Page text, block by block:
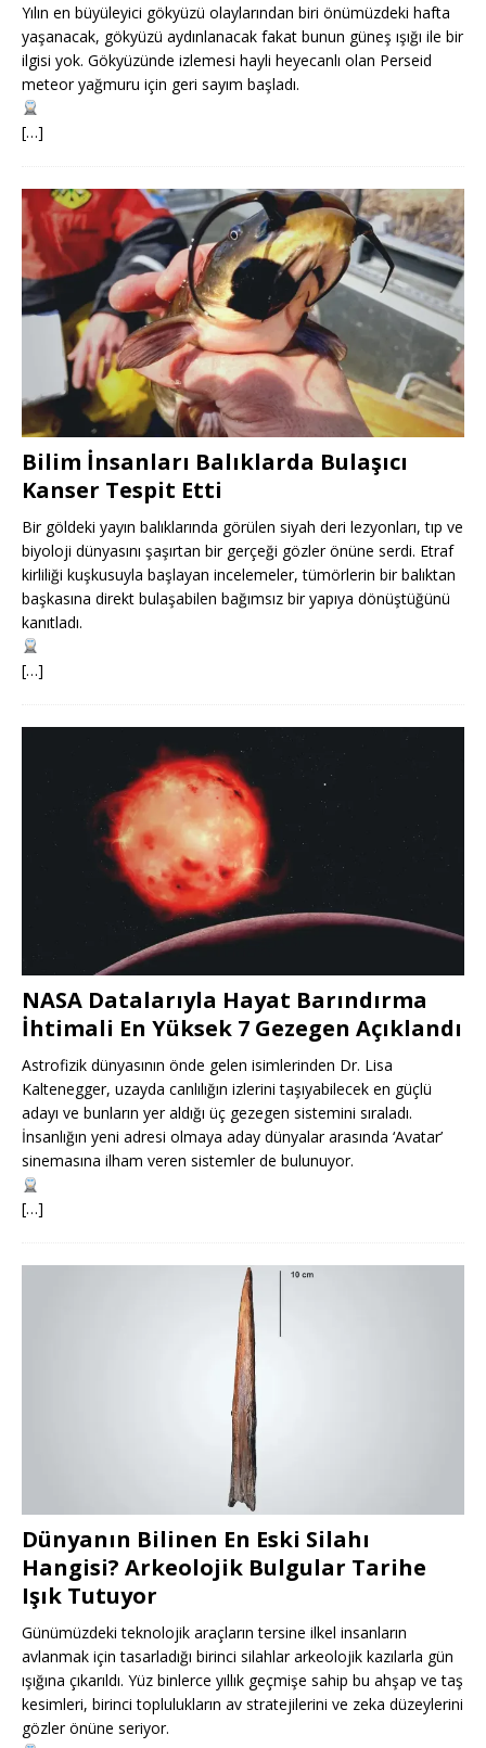
Yılın en büyüleyici gökyüzü olaylarından biri önümüzdeki hafta
yaşanacak, gökyüzü aydınlanacak fakat bunun güneş ışığı ile bir
ilgisi yok. Gökyüzünde izlemesi hayli heyecanlı olan Perseid
meteor yağmuru için geri sayım başladı.
[…]
Bilim İnsanları Balıklarda Bulaşıcı
Kanser Tespit Etti
Bir göldeki yayın balıklarında görülen siyah deri lezyonları, tıp ve
biyoloji dünyasını şaşırtan bir gerçeği gözler önüne serdi. Etraf
kirliliği kuşkusuyla başlayan incelemeler, tümörlerin bir balıktan
başkasına direkt bulaşabilen bağımsız bir yapıya dönüştüğünü
kanıtladı.
[…]
NASA Datalarıyla Hayat Barındırma
İhtimali En Yüksek 7 Gezegen Açıklandı
Astrofizik dünyasının önde gelen isimlerinden Dr. Lisa
Kaltenegger, uzayda canlılığın izlerini taşıyabilecek en güçlü
adayı ve bunların yer aldığı üç gezegen sistemini sıraladı.
İnsanlığın yeni adresi olmaya aday dünyalar arasında ‘Avatar’
sinemasına ilham veren sistemler de bulunuyor.
[…]
Dünyanın Bilinen En Eski Silahı
Hangisi? Arkeolojik Bulgular Tarihe
Işık Tutuyor
Günümüzdeki teknolojik araçların tersine ilkel insanların
avlanmak için tasarladığı birinci silahlar arkeolojik kazılarla gün
ışığına çıkarıldı. Yüz binlerce yıllık geçmişe sahip bu ahşap ve taş
kesimleri, birinci toplulukların av stratejilerini ve zeka düzeylerini
gözler önüne seriyor.